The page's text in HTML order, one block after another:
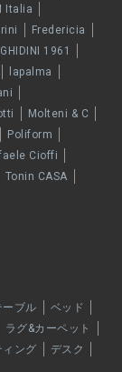
Italia
Fredericia
GHIDINI 1961
lapalma
Molteni & C
Poliform
Cioffi
Tonin CASA
ーブル
ベッド
ラグ&カーペット
ィング
デスク